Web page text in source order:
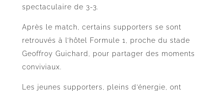
spectaculaire de 3-3.
Après le match, certains supporters se sont
retrouvés à l’hôtel Formule 1, proche du stade
Geoffroy Guichard, pour partager des moments
conviviaux.
Les jeunes supporters, pleins d’énergie, ont